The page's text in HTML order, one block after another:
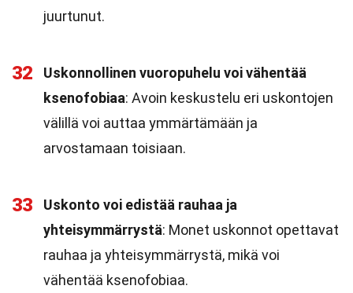
juurtunut.
32
Uskonnollinen vuoropuhelu voi vähentää
ksenofobiaa: Avoin keskustelu eri uskontojen
välillä voi auttaa ymmärtämään ja
arvostamaan toisiaan.
33
Uskonto voi edistää rauhaa ja
yhteisymmärrystä: Monet uskonnot opettavat
rauhaa ja yhteisymmärrystä, mikä voi
vähentää ksenofobiaa.